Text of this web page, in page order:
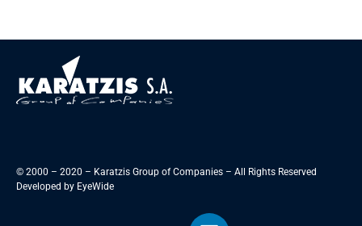
© 2000 – 2020 – Karatzis Group of Companies – All Rights Reserved
Developed by EyeWide